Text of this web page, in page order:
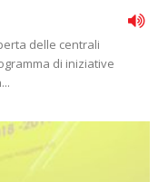
delle centrali
di iniziative